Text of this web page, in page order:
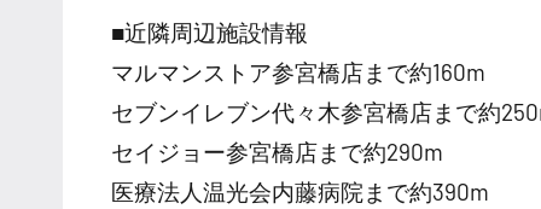
■近隣周辺施設情報
マルマンストア参宮橋店まで約160m
セブンイレブン代々木参宮橋店まで約
セイジョー参宮橋店まで約290m
医療法人温光会内藤病院まで約390m